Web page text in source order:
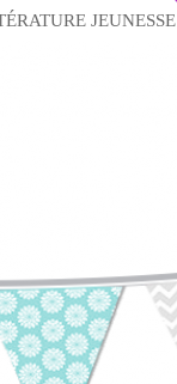
JEUNESSE